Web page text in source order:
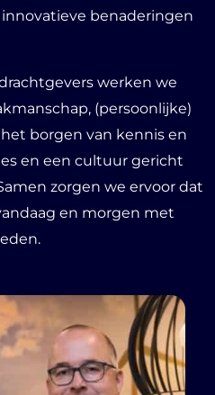
benaderingen
werken we
(persoonlijke)
borgen van kennis en
en een cultuur gericht
zorgen we ervoor dat
en morgen met